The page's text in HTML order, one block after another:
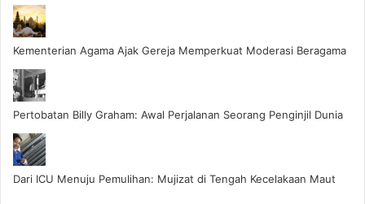
Kementerian Agama Ajak Gereja Memperkuat Moderasi Beragama
Pertobatan Billy Graham: Awal Perjalanan Seorang Penginjil Dunia
Dari ICU Menuju Pemulihan: Mujizat di Tengah Kecelakaan Maut